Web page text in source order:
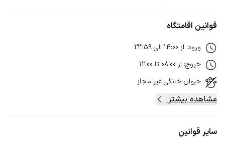
قوانین اقامتگاه
ورود: از 14:00 الی23:59
خروج: از 08:00 تا 12:00
حیوان خانگیغیر مجاز
مشاهده بیشتر
سایر قوانین